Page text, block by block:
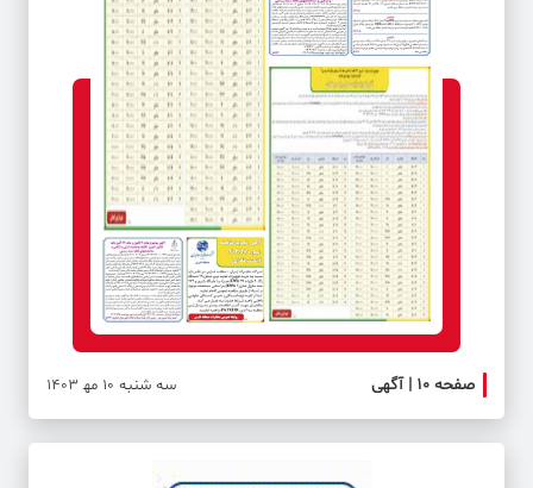
کد خبر: 34962
نوسازی ناوگان آتش‌نشانی و تجهیز ایستگاه‌ها به سالن ورزشی
کد خبر: 34963
شهردار از چشم‌اندازهای توسعه شهری خبر داد
صفحه ۱۰ | آگهی سه شنبه 10 مه‍ 1403